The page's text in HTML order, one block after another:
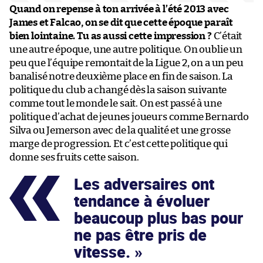
Quand on repense à ton arrivée à l’été 2013 avec
James et Falcao, on se dit que cette époque paraît
bien lointaine. Tu as aussi cette impression ? C’était
une autre époque, une autre politique. On oublie un
peu que l’équipe remontait de la Ligue 2, on a un peu
banalisé notre deuxième place en fin de saison. La
politique du club a changé dès la saison suivante
comme tout le monde le sait. On est passé à une
politique d’achat de jeunes joueurs comme Bernardo
Silva ou Jemerson avec de la qualité et une grosse
marge de progression. Et c’est cette politique qui
donne ses fruits cette saison.
Les adversaires ont
tendance à évoluer
beaucoup plus bas pour
ne pas être pris de
vitesse.